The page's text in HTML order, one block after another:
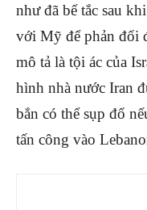
như đã bế tắc sau
với Mỹ để phản đối
mô tả là tội ác của
hình nhà nước Iran
bắn có thể sụp đổ
tấn công vào